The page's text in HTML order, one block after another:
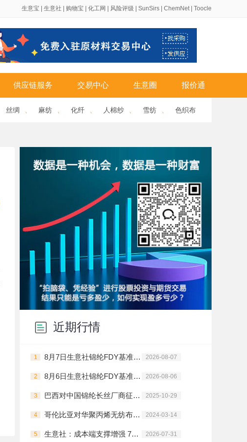
生意宝 生意社 购物宝 化工网 风险评级 SunSirs ChemNet| Toocle
供应链服务 交易中心 生意圈 报价通
丝绸 麻纺 化纤 人棉纱 雪纺 色织布
近期行情
1 8月7日生意社锦纶FDY基准价为16500.00元/吨 2026-08-07
2 8月6日生意社锦纶FDY基准价为16500.00元/吨 2026-08-06
3 巴西对中国锦纶长丝厂商征收临时反倾销税 2025-10-29
4 哥伦比亚对华聚丙烯无纺布启动反倾销调查 2024-03-14
5 生意社：成本端支撑增强 7月锦纶长丝价格上行 2026-07-31